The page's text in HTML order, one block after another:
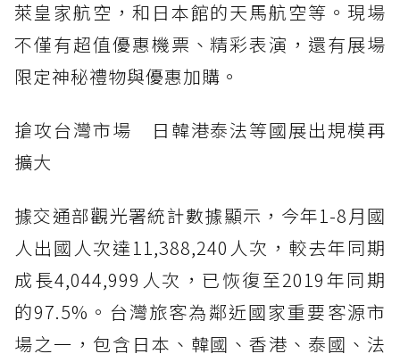
萊皇家航空，和日本館的天馬航空等。現場
不僅有超值優惠機票、精彩表演，還有展場
限定神秘禮物與優惠加購。
搶攻台灣市場 日韓港泰法等國展出規模再
擴大
據交通部觀光署統計數據顯示，今年1-8月國
人出國人次達11,388,240人次，較去年同期
成長4,044,999人次，已恢復至2019年同期
的97.5%。台灣旅客為鄰近國家重要客源市
場之一，包含日本、韓國、香港、泰國、法